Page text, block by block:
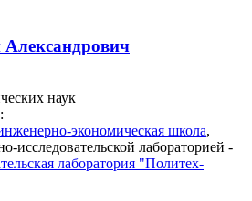
наук
экономическая школа,
исследовательской лабораторией -
лаборатория "Политех-